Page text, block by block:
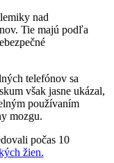
nad
Tie majú podľa
telefónov sa
však jasne ukázal,
používaním
mozgu.
počas 10
žien.